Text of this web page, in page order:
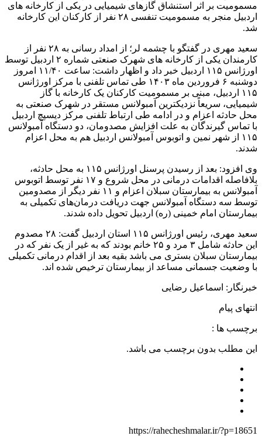
مسمومیت بر اثر استنشاق گازهای شیمیایی در یکی از کارخانه های
اردبیل منجر به مسمومیت تنفسی ۲۸ نفر از کارکنان این کارخانه
شد.
سعید مهری در گفتگو با چشمه لر؛ از امداد رسانی به ۲۸ نفر از
کارمندان یکی از کارخانه های شهرک صنعتی شماره ۲ اردبیل توسط
اورژانس ۱۱۵ اردبیل خبر داد و اظهار داشت: ساعت ۱۱/۴۰ امروز
دوشنبه ۶ فروردین ماه ۱۴۰۳ طی تماس تلفنی با مرکز اورژانس
۱۱۵ اردبیل، مبنی بر مسمومیت کارکنان یک کارخانه با گاز
شیمیایی، سریعاً نزدیکترین آمبولانس مستقر در شهرک صنعتی به
محل حادثه اعزام و در ادامه طی ارتباط تلفنی مرکز دیسپچ اردبیل
با تماس گیرندگان به علت افزایش مصدومان، دو دستگاه آمبولانس
۱۱۵ از شهر نمین و اتوبوس آمبولانس اردبیل هم به محل اعزام
شدند.
وی افزود: بعد از رسیدن پرسنل اورژانس ۱۱۵ به محل حادثه،
بلافاصله اقدامات درمانی در محل شروع و ۱۷ نفر توسط اتوبوس
آمبولانس به بیمارستان سبلان اعزام و ۱۱ نفر دیگر از مصدومین
توسط سه دستگاه آمبولانس جهت دریافت درمان‌های تکمیلی به
بیمارستان امام خمینی (ره) اردبیل تحویل داده شدند.
سعید مهری، رئیس اورژانس ۱۱۵ استان اردبیل گفت: ۲۸ مصدوم
این حادثه شامل ۳ مرد و ۲۵ خانم بودند که به غیر از یک نفر که در
بیمارستان سبلان بستری می باشد بقیه بعد از اقدام درمانی تکمیلی
با وضعیت جسمانی مساعد از بیمارستان ترخیص شده اند.
خبرنگار: اسماعیل رضایی
انتهای پیام
برچسب ها :
این مطلب بدون برچسب می باشد.
https://rahecheshmalar.ir/?p=18651